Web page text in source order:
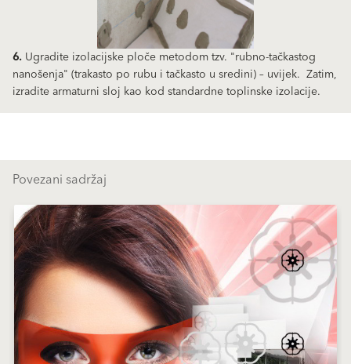
6. Ugradite izolacijske ploče metodom tzv. "rubno-tačkastog
nanošenja" (trakasto po rubu i tačkasto u sredini) – uvijek. Zatim,
izradite armaturni sloj kao kod standardne toplinske izolacije.
Povezani sadržaj